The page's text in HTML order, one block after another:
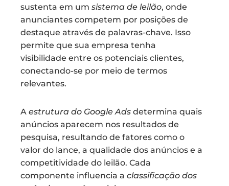
sustenta em um sistema de leilão, onde
anunciantes competem por posições de
destaque através de palavras-chave. Isso
permite que sua empresa tenha
visibilidade entre os potenciais clientes,
conectando-se por meio de termos
relevantes.
A estrutura do Google Ads determina quais
anúncios aparecem nos resultados de
pesquisa, resultando de fatores como o
valor do lance, a qualidade dos anúncios e a
competitividade do leilão. Cada
componente influencia a classificação dos